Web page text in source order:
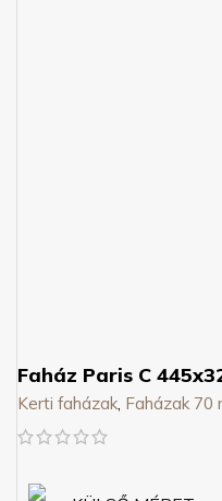
Faház Paris C
Kerti faházak Faházak 70